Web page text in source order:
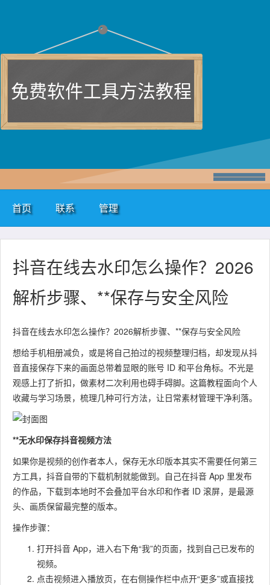
免费软件工具方法教程
首页 联系 管理
抖音在线去水印怎么操作？2026
解析步骤、**保存与安全风险
抖音在线去水印怎么操作？2026解析步骤、**保存与安全风险
想给手机相册减负，或是将自己拍过的视频整理归档，却发现从抖
音直接保存下来的画面总带着显眼的账号 ID 和平台角标。不光是
观感上打了折扣，做素材二次利用也碍手碍脚。这篇教程面向个人
收藏与学习场景，梳理几种可行方法，让日常素材管理干净利落。
**无水印保存抖音视频方法
如果你是视频的创作者本人，保存无水印版本其实不需要任何第三
方工具，抖音自带的下载机制就能做到。自己在抖音 App 里发布
的作品，下载到本地时不会叠加平台水印和作者 ID 滚屏，是最源
头、画质保留最完整的版本。
操作步骤：
打开抖音 App，进入右下角“我”的页面，找到自己已发布的
视频。
点击视频进入播放页，在右侧操作栏中点开“更多”或直接找